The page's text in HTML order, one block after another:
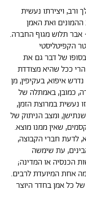
ורב, ויצירתו נעשית
ואת האמן
אבר תלוש מגוף החברה.
הקפיטליסטי
של דבר גם את
ככל שהיא מצודדת
איפוא, בעקיפין, מן
כמובן, באמתלה של
זו נעשית במרוצת הזמן,
ומצב הניתוק של
שאין ממנו מוצא.
לדעת חברי הקבוצה,
עת שימשה
הכנסיה או המדינה;
אחת המיועדת לרבים.
כל אמן בחדר היוצר